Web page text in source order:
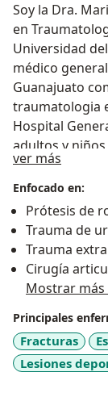
Soy la Dra.
en
Universidad
médico
Guanajuato
traumatologia
Hospital
adultos y
centra en la
rodilla y
excelente
explicando
todas sus
zona céntrica,
ofrecer el
ver más
Enfocado en:
Prótesis de
Trauma de
Trauma
Cirugía
Mostrar más
Principales
Fracturas
Lesiones